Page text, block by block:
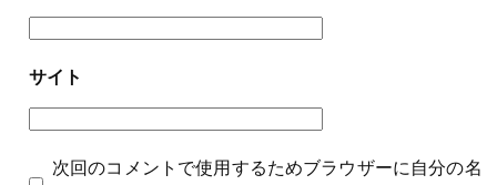
サイト
次回のコメントで使用するためブラウザーに自分の名